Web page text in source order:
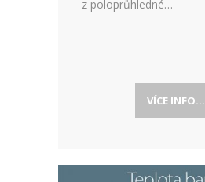
z poloprůhledné…
VÍCE INFO...